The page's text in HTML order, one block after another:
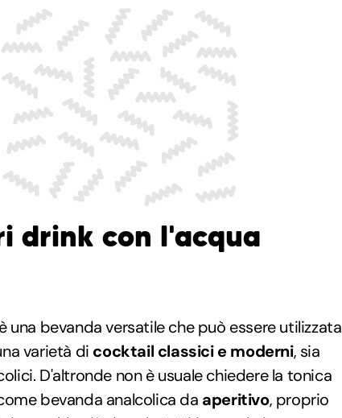
drink con l'acqua
una bevanda versatile che può essere utilizzata
varietà di cocktail classici e moderni, sia
D'altronde non è usuale chiedere la tonica
bevanda analcolica da aperitivo, proprio